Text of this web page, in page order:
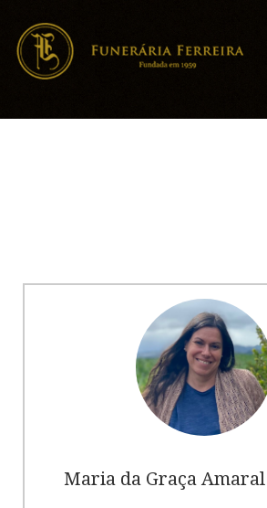
Maria da Graça